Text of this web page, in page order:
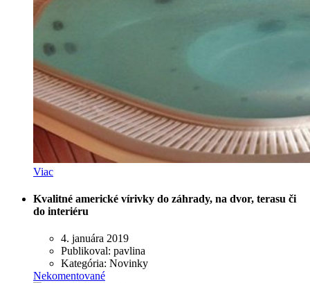
Viac
Kvalitné americké vírivky do záhrady, na dvor, terasu či
do interiéru
4. januára 2019
Publikoval: pavlina
Kategória: Novinky
Nekomentované